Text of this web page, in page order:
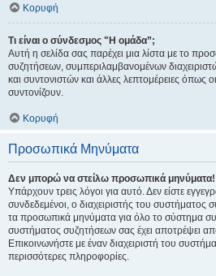
Κορυφή
Τι είναι ο σύνδεσμος "Η ομάδα”;
Αυτή η σελίδα σας παρέχει μια λίστα με το
συζητήσεων, συμπεριλαμβανομένων
και συντονιστών και άλλες λεπτομέρειες όπως
συντονίζουν.
Κορυφή
Προσωπικά Μηνύματα
Δεν μπορώ να στείλω προσωπικά μηνύματα!
Υπάρχουν τρεις λόγοι για αυτό. Δεν είστε
συνδεδεμένοι, ο διαχειριστής του συστήματος
τα προσωπικά μηνύματα για όλο το σύστημα
συστήματος συζητήσεων σας έχει αποτρέψει
Επικοινωνήστε με έναν διαχειριστή του
περισσότερες πληροφορίες.